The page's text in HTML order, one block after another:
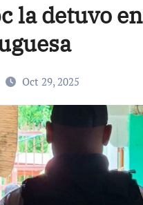
la detuvo en
Oct 29, 2025